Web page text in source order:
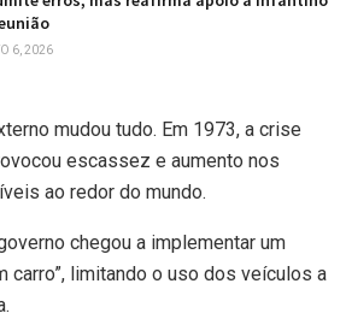
6, 2026
mudou tudo. Em 1973, a crise
escassez e aumento nos
ao redor do mundo.
chegou a implementar um
carro”, limitando o uso dos veículos a